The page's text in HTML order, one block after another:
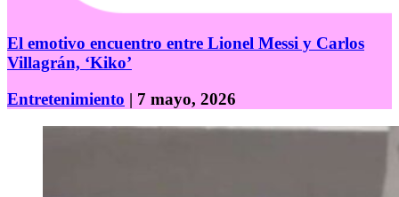
El emotivo encuentro entre Lionel Messi y Carlos
Villagrán, ‘Kiko’
Entretenimiento | 7 mayo, 2026